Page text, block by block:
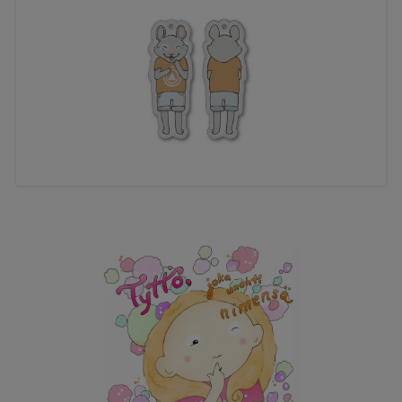
Into-Ilmapallon luokse. Yksilöidyn seikkailun sivut
ovat hauskoja pikku tarinoita aakkoshahmojen
kommelluksista, ja usein Hikka-Hiiri ja tyttö / poika
auttavat heitä ratkaisemaan jonkinlaisen
ongelmallisen tilanteen. Seikkailun jälkeen Hikka-
Hiiri kehottaa tyttöä / poikaa muistelemaan, kenen
Kirjasiskot Oy:n omistaa siskokset Tiina ja Terhi. Tiina
on Terhin isosisko, ja aina pienestä pitäen Tiina on
yrittänyt määräillä Terhiä. Terhi ei oikein määräilystä
tykännyt. Välillä Tiina oli kuitenkin ihan kiva isosisko,
koska hänellä oli tapana kertoa kaikenlaisia hassuja
tarinoita, mitä hän itse keksi samalla kuin kertoi
niitä. Aikuiseksi kasvettuaan, Tiina muutti Turusta